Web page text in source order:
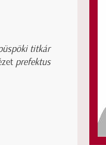
titkár
prefektus